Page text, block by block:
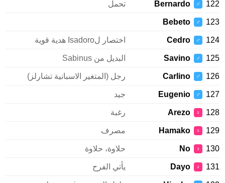
♂
Bernardo تحمل
♂
Bebeto
♂
Cedro اختصار لIsadoro هدية قوية
♂
Savino البديل من Sabinus
♂
Carlino رجل (المتغير الاسبانية تشارلز)
♂
Eugenio
♀
Arezo رغبة
♀
Hamako مصرف
♀
No حلاوة، حلاوة
♀
Dayo يأتي الفرح